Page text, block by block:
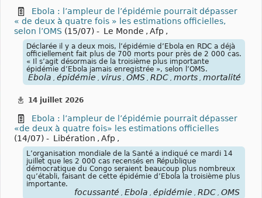
Ebola : l’ampleur de l’épidémie pourrait dépasser
« de deux à quatre fois » les estimations officielles,
selon l’OMS (15/07) - Le Monde , Afp ,
Déclarée il y a deux mois, l’épidémie d’Ebola en RDC a déjà
officiellement fait plus de 700 morts pour près de 2 000 cas.
« Il s’agit désormais de la troisième plus importante
épidémie d’Ebola jamais enregistrée », selon l’OMS.
Ebola , épidémie , virus , OMS , RDC , morts , mortalité
14 juillet 2026
Ebola : l’ampleur de l’épidémie pourrait dépasser
«de deux à quatre fois» les estimations officielles
(14/07) - Libération , Afp ,
L’organisation mondiale de la Santé a indiqué ce mardi 14
juillet que les 2 000 cas recensés en République
démocratique du Congo seraient beaucoup plus nombreux
qu’établi, faisant de cette épidémie d’Ebola la troisième plus
importante.
focussanté Ebola épidémie RDC OMS